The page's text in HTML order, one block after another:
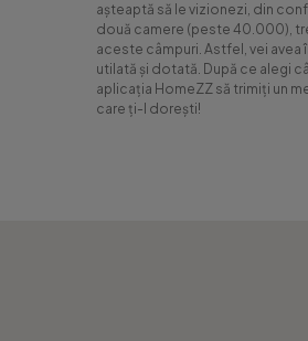
așteaptă să le vizionezi, din
două camere (peste 40.000),
aceste câmpuri. Astfel, vei
utilată și dotată. După ce alegi
aplicația HomeZZ să trimiți un
care ți-l dorești!